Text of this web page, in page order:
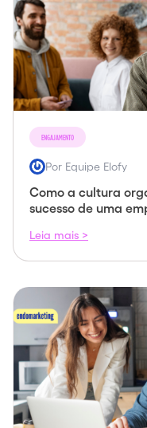
ENGAJAMENTO
Por Equipe Elofy
Como a cultura
sucesso de uma
Leia mais >